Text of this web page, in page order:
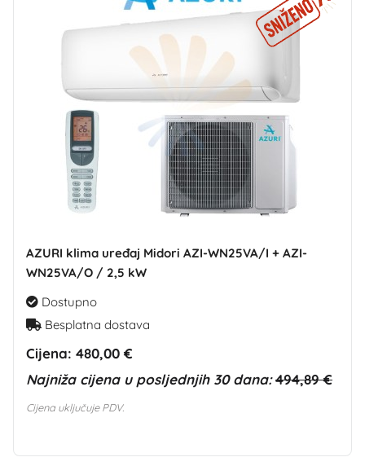
AZURI klima uređaj Midori AZI-WN25VA/I + AZI-
WN25VA/O / 2,5 kW
Dostupno
Besplatna dostava
Cijena: 480,00 €
Najniža cijena u posljednjih 30 dana:494,89 €
Cijena uključuje PDV.